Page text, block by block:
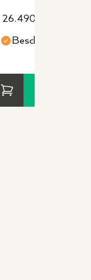
26.490,00
Beschikbaar op